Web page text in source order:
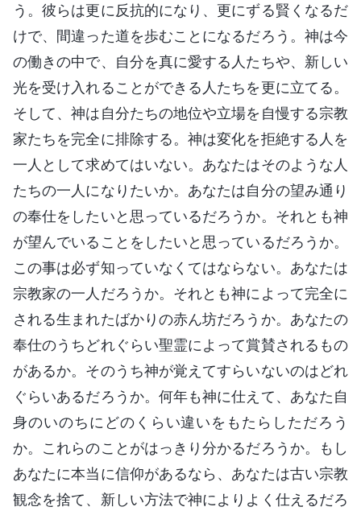
う。彼らは更に反抗的になり、更にずる賢くなるだ
けで、間違った道を歩むことになるだろう。神は今
の働きの中で、自分を真に愛する人たちや、新しい
光を受け入れることができる人たちを更に立てる。
そして、神は自分たちの地位や立場を自慢する宗教
家たちを完全に排除する。神は変化を拒絶する人を
一人として求めてはいない。あなたはそのような人
たちの一人になりたいか。あなたは自分の望み通り
の奉仕をしたいと思っているだろうか。それとも神
が望んでいることをしたいと思っているだろうか。
この事は必ず知っていなくてはならない。あなたは
宗教家の一人だろうか。それとも神によって完全に
される生まれたばかりの赤ん坊だろうか。あなたの
奉仕のうちどれぐらい聖霊によって賞賛されるもの
があるか。そのうち神が覚えてすらいないのはどれ
ぐらいあるだろうか。何年も神に仕えて、あなた自
身のいのちにどのくらい違いをもたらしただろう
か。これらのことがはっきり分かるだろうか。もし
あなたに本当に信仰があるなら、あなたは古い宗教
観念を捨て、新しい方法で神によりよく仕えるだろ